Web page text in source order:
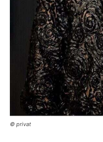
© privat